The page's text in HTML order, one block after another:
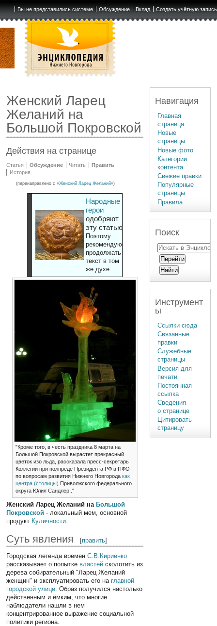
Вы не представились системе Обсуждение Вклад Создать учётную запись
Женский Ларец
Желаний на
Большой Покровской
Действия на странице
Статья Обсуждение Читать
Править
История
(перенаправлено с «Женский Ларец Желаний»)
Народные
герои
одобряют
эту статью
Поэтому
рекомендуют
продолжать
текст в том
же духе
"Кроме того, в честь праздника 8 марта на
Большой Покровской вырастет прекрасный
цветок изо льда, рассказала пресс-секретарь
Коллегии при полпреде Президента РФ в ПФО
по вопросам развития Нижнего Новгорода как
центра (столицы) Приволжского федерального
округа Юлия Сандлер.."
Женский Ларец Желаний на Большой
Покровской - локальный мем, основной
продукт Куличности.
Суть явления [править]
Городская легенда временС.В.Кириенко
рассказывает о попытке властей сколотить из
дерева собирательный "Ларец Желаний
женщин" и эксплуатировать его на главной
городской улице . Образ получился настолько
действенным и ёмким, что многие
наблюдатели нашли в нем
концентрированное выражение социальной
политики региона.
Навигация
Главная
страница
Новые
страницы
Новые фото
Категории
контента
Свежие правки
Популярные
страницы
Правила
Поиск
Инструмент
ы
Ссылки сюда
Связанные
правки
Служебные
страницы
Версия для
печати
Постоянная
ссылка
Сведения
о странице
Цитировать
страницу